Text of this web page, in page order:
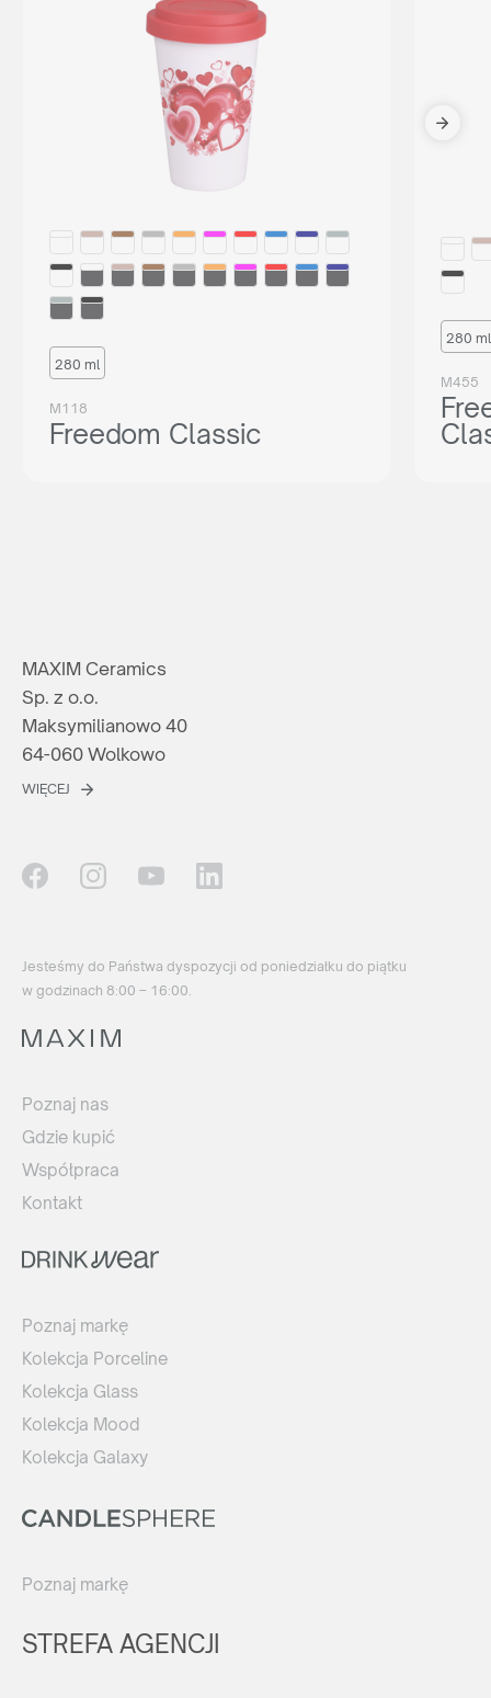
280 ml
M118
Freedom Classic
280 ml
M455
MAXIM Ceramics
Sp. z o.o.
Maksymilianowo 40
64-060 Wolkowo
WIĘCEJ
Jesteśmy do Państwa dyspozycji od poniedziałku do piątku
w godzinach 8:00 – 16:00.
Poznaj nas
Gdzie kupić
Współpraca
Kontakt
Poznaj markę
Kolekcja Porceline
Kolekcja Glass
Kolekcja Mood
Kolekcja Galaxy
Poznaj markę
STREFA AGENCJI